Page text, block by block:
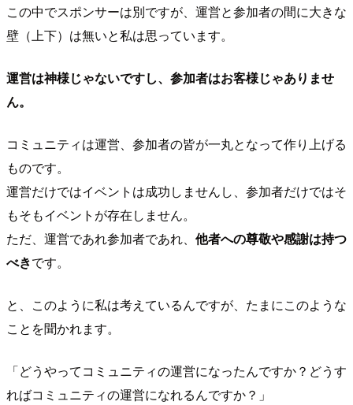
この中でスポンサーは別ですが、運営と参加者の間に大きな
壁（上下）は無いと私は思っています。
運営は神様じゃないですし、参加者はお客様じゃありませ
ん。
コミュニティは運営、参加者の皆が一丸となって作り上げる
ものです。
運営だけではイベントは成功しませんし、参加者だけではそ
もそもイベントが存在しません。
ただ、運営であれ参加者であれ、 他者への尊敬や感謝は持つ
べきです。
と、このように私は考えているんですが、たまにこのような
ことを聞かれます。
「どうやってコミュニティの運営になったんですか？どうす
ればコミュニティの運営になれるんですか？」